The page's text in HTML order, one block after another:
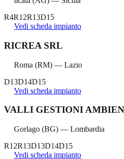
R4R12R13D15
Vedi scheda impianto
RICREA SRL
Roma (RM) — Lazio
D13D14D15
Vedi scheda impianto
VALLI GESTIONI
Gorlago (BG) — Lombardia
R12R13D13D14D15
Vedi scheda impianto